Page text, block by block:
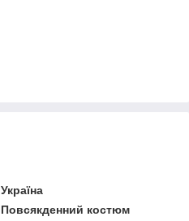
Україна
Повсякденний костюм